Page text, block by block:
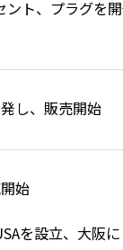
ト、プラグを
し、販売開始
始
を設立、大阪